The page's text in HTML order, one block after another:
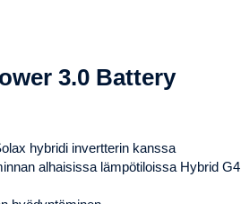
3.0 Battery
hybridi invertterin kanssa
alhaisissa lämpötiloissa Hybrid G4